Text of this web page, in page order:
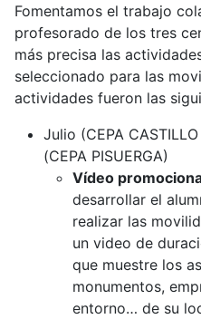
Fomentamos el trabajo
profesorado de los tres
más precisa las
seleccionado para las
actividades fueron las
Julio (CEPA
(CEPA PISUERGA)
Vídeo
desarrollar el
realizar las
un video de
que muestre los
monumentos,
entorno… de su